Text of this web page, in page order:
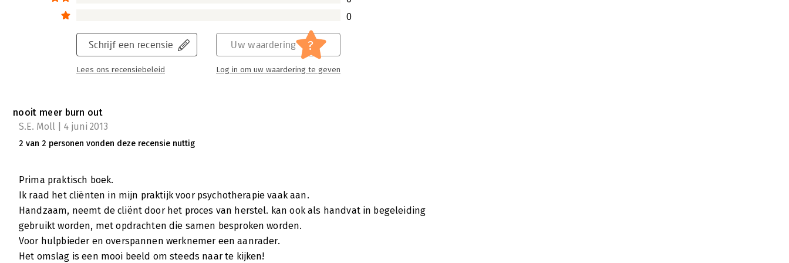
0
Schrijf een recensie
Lees ons recensiebeleid
Uw waardering ?
Log in om uw waardering te geven
nooit meer burn out
S.E. Moll | 4 juni 2013
2 van 2 personen vonden deze recensie nuttig
Prima praktisch boek.
Ik raad het cliënten in mijn praktijk voor psychotherapie vaak aan.
Handzaam, neemt de cliënt door het proces van herstel. kan ook als handvat in begeleiding
gebruikt worden, met opdrachten die samen besproken worden.
Voor hulpbieder en overspannen werknemer een aanrader.
Het omslag is een mooi beeld om steeds naar te kijken!